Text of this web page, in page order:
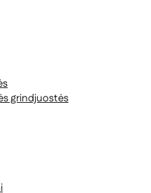
grindjuostės